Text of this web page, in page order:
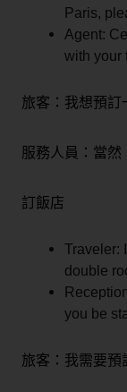
Paris,
Agent:
with your
旅客：我想預訂
服務人員：當然
訂飯店
Traveler:
double
you be
旅客：我需要預